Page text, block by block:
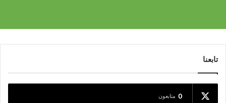
تابعنا
0 متابعون